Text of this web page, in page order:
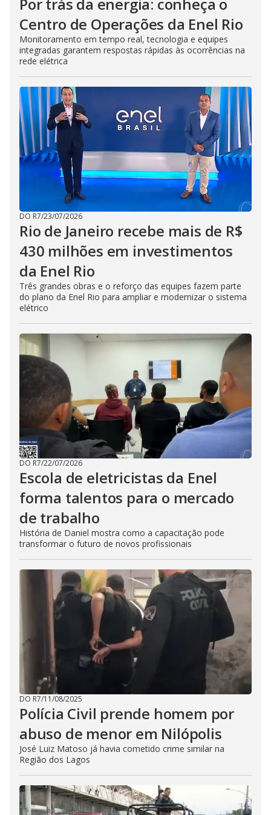
Centro de Operações da Enel Rio
Monitoramento em tempo real, tecnologia e equipes
integradas garantem respostas rápidas às ocorrências na
rede elétrica
DO R7/23/07/2026
Rio de Janeiro recebe mais de R$
430 milhões em investimentos
da Enel Rio
Três grandes obras e o reforço das equipes fazem parte
do plano da Enel Rio para ampliar e modernizar o sistema
elétrico
DO R7/22/07/2026
Escola de eletricistas da Enel
forma talentos para o mercado
de trabalho
História de Daniel mostra como a capacitação pode
transformar o futuro de novos profissionais
DO R7/11/08/2025
Polícia Civil prende homem por
abuso de menor em Nilópolis
José Luiz Matoso já havia cometido crime similar na
Região dos Lagos